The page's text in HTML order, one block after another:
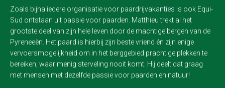
Zoals bijna iedere organisatie voor paardrijvakanties is ook Equi-
Sud ontstaan uit passie voor paarden. Matthieu trekt al het
grootste deel van zijn hele leven door de machtige bergen van de
Pyreneeën. Het paard is hierbij zijn beste vriend én zijn enige
vervoersmogelijkheid om in het berggebied prachtige plekken te
bereiken, waar menig sterveling nooit komt. Hij deelt dat graag
met mensen met dezelfde passie voor paarden en natuur!